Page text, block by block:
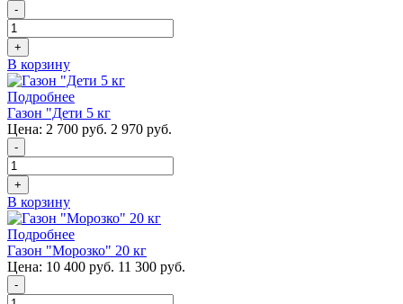
-
+
В корзину
Подробнее
Газон "Дети 5 кг
Цена: 2 700 руб. 2 970 руб.
-
+
В корзину
Подробнее
Газон "Морозко" 20 кг
Цена: 10 400 руб. 11 300 руб.
-